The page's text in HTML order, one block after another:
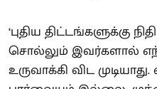
‘புதிய திட்டங்களுக்கு
சொல்லும் இவர்களால்
உருவாக்கி விட